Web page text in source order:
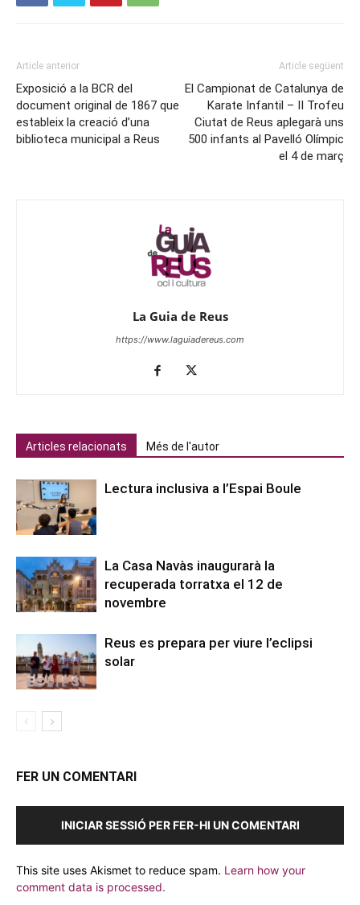
Article anterior
Exposició a la BCR del
document original de 1867 que
estableix la creació d’una
biblioteca municipal a Reus
Article següent
El Campionat de Catalunya de
Karate Infantil – II Trofeu
Ciutat de Reus aplegarà uns
500 infants al Pavelló Olímpic
el 4 de març
La Guia de Reus
https://www.laguiadereus.com
Articles relacionats Més de l'autor
Lectura inclusiva a l’Espai Boule
La Casa Navàs inaugurarà la
recuperada torratxa el 12 de
novembre
Reus es prepara per viure l’eclipsi
solar
FER UN COMENTARI
INICIAR SESSIÓ PER FER-HI UN COMENTARI
This site uses Akismet to reduce spam. Learn how your
comment data is processed.